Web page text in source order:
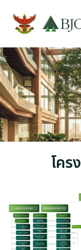
หน้าหลัก
ข้อมูลบริษัท
ข้อมูลทางการเงิน
ข้อมูลตราสารหนี้
ข้อมูลราคาหลักทรัพย์
เอกสารเผยแพร่
โคร